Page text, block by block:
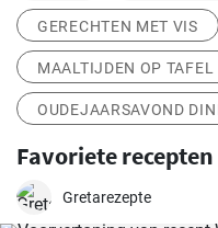
GERECHTEN MET VIS
MAALTIJDEN OP
OUDEJAARSAVOND
Favoriete recepten
Gretarezepte